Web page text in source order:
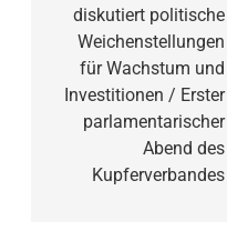
diskutiert politische
Weichenstellungen
für Wachstum und
Investitionen / Erster
parlamentarischer
Abend des
Kupferverbandes